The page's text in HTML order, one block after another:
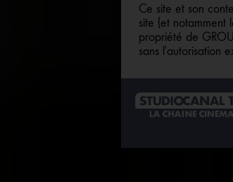
Ce site et son
site (et notamment
propriété de
sans l'autorisation